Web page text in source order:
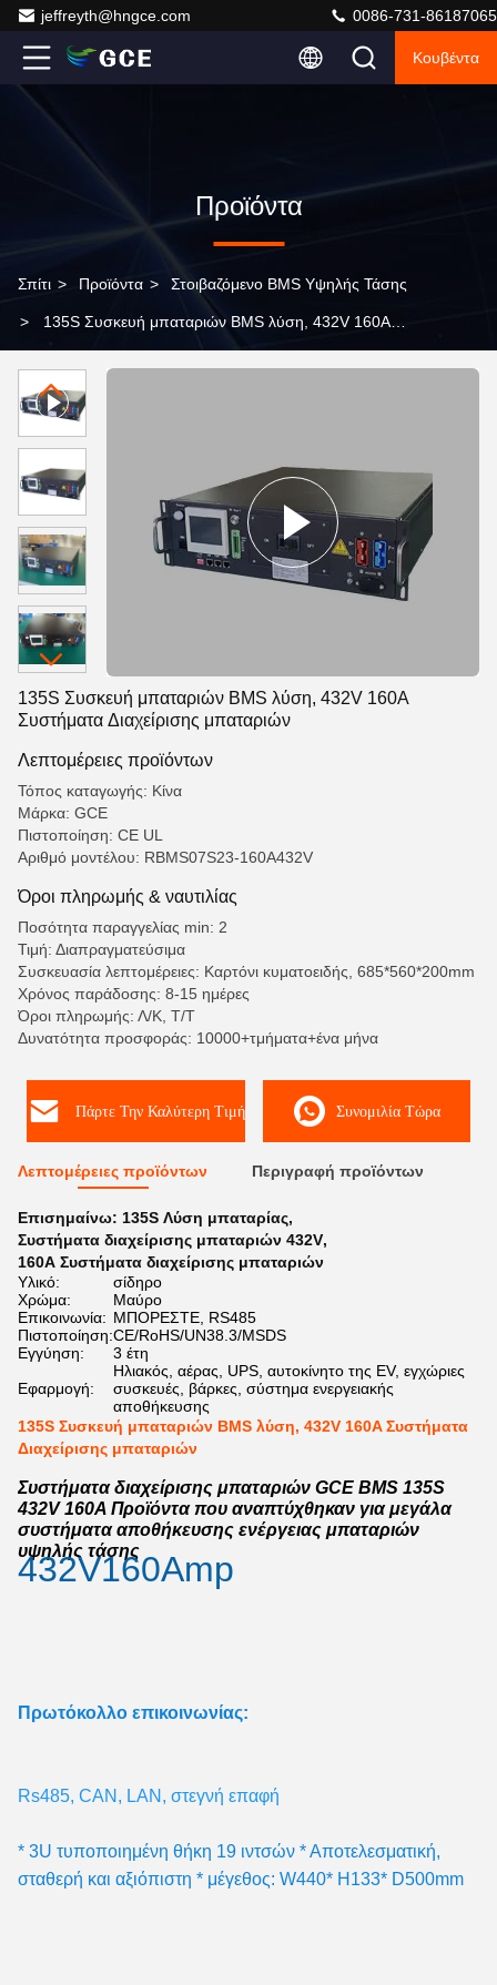
jeffreyth@hngce.com 0086-731-86187065
Κουβέντα
Προϊόντα
Σπίτι > Προϊόντα > Στοιβαζόμενο BMS Υψηλής Τάσης
> 135S Συσκευή μπαταριών BMS λύση, 432V 160A
135S Συσκευή μπαταριών BMS λύση, 432V 160A
Συστήματα Διαχείρισης μπαταριών
Λεπτομέρειες προϊόντων
Τόπος καταγωγής: Κίνα
Μάρκα: GCE
Πιστοποίηση: CE UL
Αριθμό μοντέλου: RBMS07S23-160A432V
Όροι πληρωμής & ναυτιλίας
Ποσότητα παραγγελίας min: 2
Τιμή: Διαπραγματεύσιμα
Συσκευασία λεπτομέρειες: Καρτόνι κυματοειδής, 685*560*200mm
Χρόνος παράδοσης: 8-15 ημέρες
Όροι πληρωμής: Λ/Κ, Τ/Τ
Δυνατότητα προσφοράς: 10000+τμήματα+ένα μήνα
Πάρτε Την Καλύτερη Τιμή Συνομιλία Τώρα
Λεπτομέρειες προϊόντων Περιγραφή προϊόντων
Επισημαίνω: 135S Λύση μπαταρίας,
Συστήματα διαχείρισης μπαταριών 432V,
160Α Συστήματα διαχείρισης μπαταριών
Υλικό:
σίδηρο
Χρώμα:
Μαύρο
Επικοινωνία: ΜΠΟΡΕΣΤΕ, RS485
Πιστοποίηση:CE/RoHS/UN38.3/MSDS
Εγγύηση:
3 έτη
Εφαρμογή:
Ηλιακός, αέρας, UPS, αυτοκίνητο της EV, εγχώριες
συσκευές, βάρκες, σύστημα ενεργειακής
αποθήκευσης
135S Συσκευή μπαταριών BMS λύση, 432V 160A Συστήματα
Διαχείρισης μπαταριών
Συστήματα διαχείρισης μπαταριών GCE BMS 135S
432V 160A Προϊόντα που αναπτύχθηκαν για μεγάλα
συστήματα αποθήκευσης ενέργειας μπαταριών
υψηλής τάσης
432V160Amp
Πρωτόκολλο επικοινωνίας:
Rs485, CAN, LAN, στεγνή επαφή
* 3U τυποποιημένη θήκη 19 ιντσών * Αποτελεσματική,
σταθερή και αξιόπιστη * μέγεθος: W440* H133* D500mm